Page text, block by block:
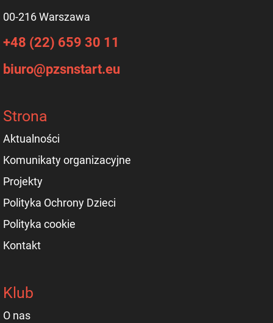
00-216 Warszawa
+48 (22) 659 30 11
biuro@pzsnstart.eu
Strona
Aktualności
Komunikaty organizacyjne
Projekty
Polityka Ochrony Dzieci
Polityka cookie
Kontakt
Klub
O nas